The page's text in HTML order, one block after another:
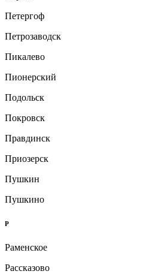
Петергоф
Петрозаводск
Пикалево
Пионерский
Подольск
Покровск
Правдинск
Приозерск
Пушкин
Пушкино
Р
Раменское
Рассказово